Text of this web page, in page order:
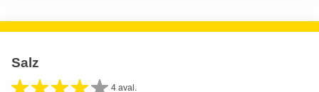
Salz
4 aval.